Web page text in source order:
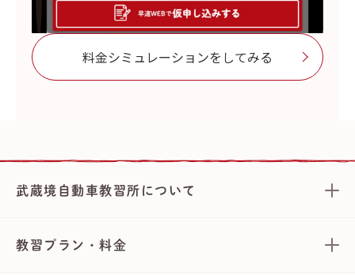
料金シミュレーションをしてみる
武蔵境自動車教習所について
教習プラン・料金